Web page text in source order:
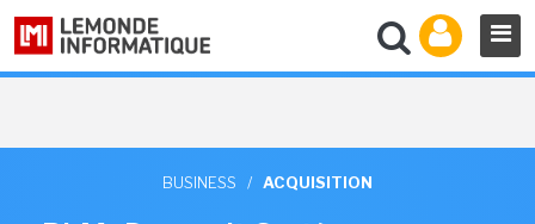
BUSINESS / ACQUISITION